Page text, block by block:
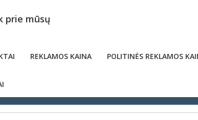
prie mūsų
REKLAMOS KAINA POLITINĖS REKLAMOS